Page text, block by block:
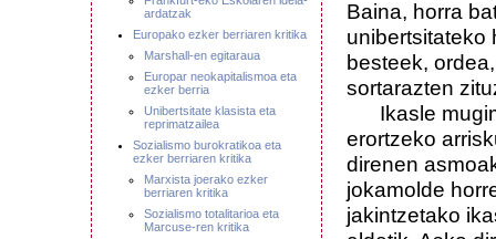
ardatzak
Europako ezker berriaren kritika
Marshall-en egitaraua
Europar neokapitalismoa eta
ezker berria
Unibertsitate klasista eta
reprimatzailea
Sozialismo burokratikoa eta
ezker berriaren kritika
Marxista joerako ezker
berriaren kritika
Sozialismo totalitarioa eta
Marcuse-ren kritika
Baina, horra
unibertsitateko
besteek,
sortarazten
Ikasle
erortzeko
direnen
jokamolde
jakintzetako